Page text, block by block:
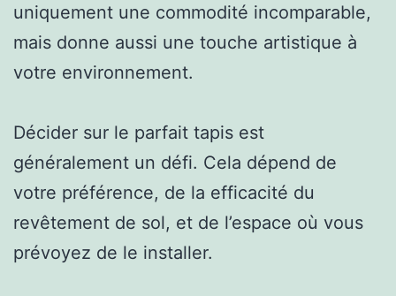
uniquement une commodité incomparable,
mais donne aussi une touche artistique à
votre environnement.
Décider sur le parfait tapis est
généralement un défi. Cela dépend de
votre préférence, de la efficacité du
revêtement de sol, et de l’espace où vous
prévoyez de le installer.